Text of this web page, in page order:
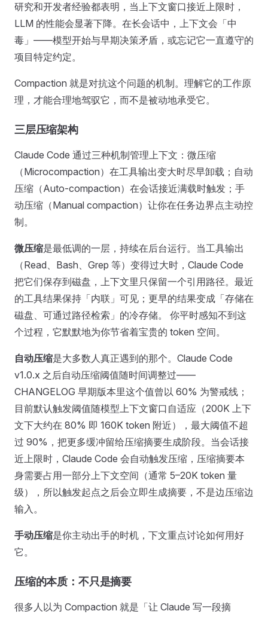
研究和开发者经验都表明，当上下文窗口接近上限时，
LLM 的性能会显著下降。在长会话中，上下文会「中
毒」——模型开始与早期决策矛盾，或忘记它一直遵守的
项目特定约定。
Compaction 就是对抗这个问题的机制。理解它的工作原
理，才能合理地驾驭它，而不是被动地承受它。
三层压缩架构
Claude Code 通过三种机制管理上下文：微压缩
（Microcompaction）在工具输出变大时尽早卸载；自动
压缩（Auto-compaction）在会话接近满载时触发；手
动压缩（Manual compaction）让你在任务边界点主动控
制。
微压缩是最低调的一层，持续在后台运行。当工具输出
（Read、Bash、Grep 等）变得过大时，Claude Code
把它们保存到磁盘，上下文里只保留一个引用路径。最近
的工具结果保持「内联」可见；更早的结果变成「存储在
磁盘、可通过路径检索」的冷存储。 你平时感知不到这
个过程，它默默地为你节省着宝贵的 token 空间。
自动压缩是大多数人真正遇到的那个。Claude Code
v1.0.x 之后自动压缩阈值随时间调整过——
CHANGELOG 早期版本里这个值曾以 60% 为警戒线；
目前默认触发阈值随模型上下文窗口自适应（200K 上下
文下大约在 80% 即 160K token 附近），最大阈值不超
过 90%，把更多缓冲留给压缩摘要生成阶段。当会话接
近上限时，Claude Code 会自动触发压缩，压缩摘要本
身需要占用一部分上下文空间（通常 5–20K token 量
级），所以触发起点之后会立即生成摘要，不是边压缩边
输入。
手动压缩是你主动出手的时机，下文重点讨论如何用好
它。
压缩的本质：不只是摘要
很多人以为 Compaction 就是「让 Claude 写一段摘